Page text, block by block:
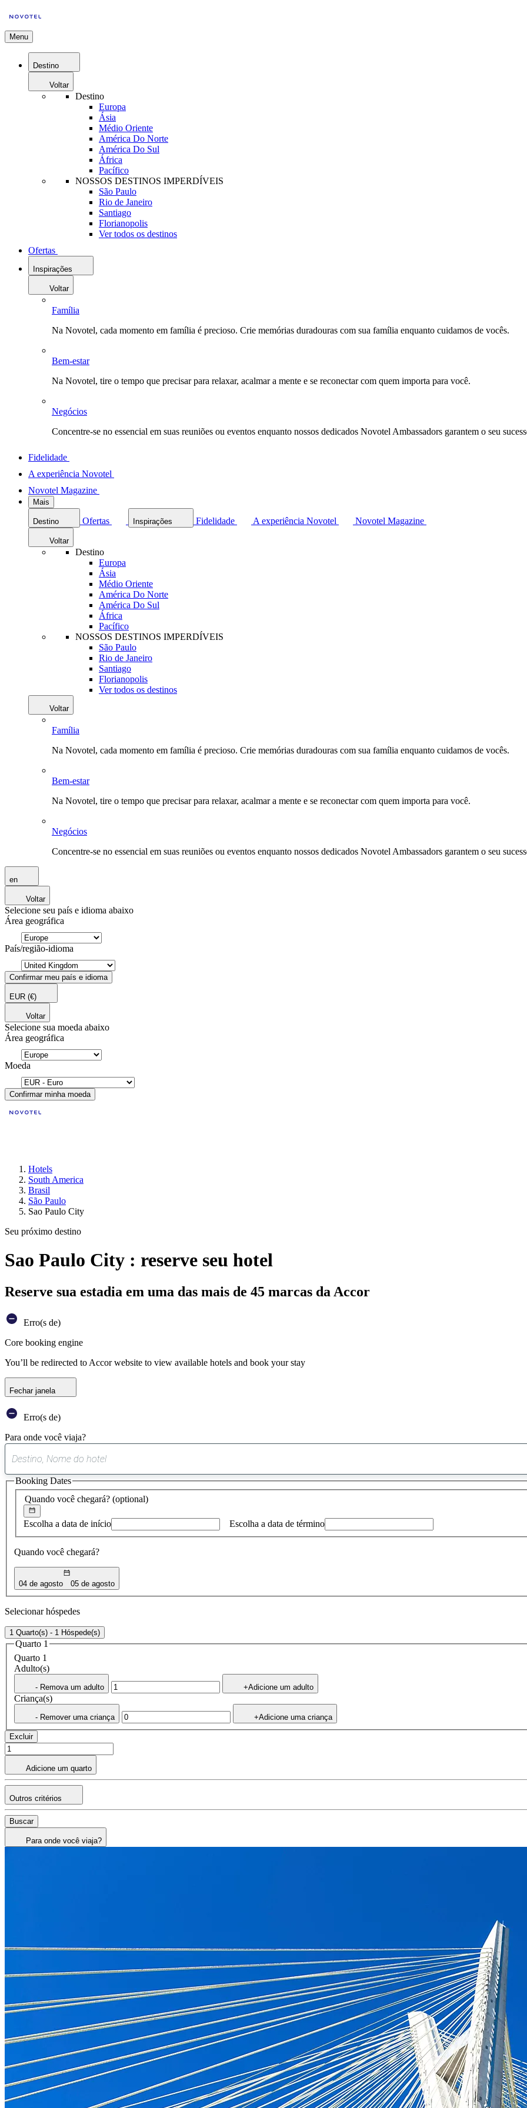
Menu
Destino
Voltar
Destino
Europa
Ásia
Médio Oriente
América Do Norte
América Do Sul
África
Pacífico
NOSSOS DESTINOS IMPERDÍVEIS
São Paulo
Rio de Janeiro
Santiago
Florianopolis
Ver todos os destinos
Ofertas
Inspirações
Voltar
Família
Na Novotel, cada momento em família é precioso. Crie memórias duradouras com sua família enquanto cuidamos de vocês.
Bem-estar
Na Novotel, tire o tempo que precisar para relaxar, acalmar a mente e se reconectar com quem importa para você.
Negócios
Concentre-se no essencial em suas reuniões ou eventos enquanto nossos dedicados Novotel Ambassadors garantem o seu
Fidelidade
A experiência Novotel
Novotel Magazine
Mais
Destino Ofertas Inspirações Fidelidade A experiência Novotel Novotel Magazine
Voltar
Destino
Europa
Ásia
Médio Oriente
América Do Norte
América Do Sul
África
Pacífico
NOSSOS DESTINOS IMPERDÍVEIS
São Paulo
Rio de Janeiro
Santiago
Florianopolis
Ver todos os destinos
Voltar
Família
Na Novotel, cada momento em família é precioso. Crie memórias duradouras com sua família enquanto cuidamos de vocês.
Bem-estar
Na Novotel, tire o tempo que precisar para relaxar, acalmar a mente e se reconectar com quem importa para você.
Negócios
Concentre-se no essencial em suas reuniões ou eventos enquanto nossos dedicados Novotel Ambassadors garantem o seu
en
Voltar
Selecione seu país e idioma abaixo
Área geográfica
País/região-idioma
Confirmar meu país e idioma
EUR (€)
Voltar
Selecione sua moeda abaixo
Área geográfica
Moeda
Confirmar minha moeda
Hotels
South America
Brasil
São Paulo
Sao Paulo City
Seu próximo destino
Sao Paulo City : reserve seu hotel
Reserve sua estadia em uma das mais de 45 marcas da Accor
Erro(s de)
Core booking engine
You’ll be redirected to Accor website to view available hotels and book your stay
Fechar janela
Erro(s de)
Para onde você viaja?
sugestão
encontrada
Quando você chegará? (optional)
Escolha a data de início Escolha a data de término
Quando você chegará?
04 de agosto 05 de agosto
Booking Dates
Selecionar hóspedes
1 Quarto(s) - 1 Hóspede(s)
Quarto 1
Quarto 1
Adulto(s)
- Remova um adulto +Adicione um adulto
Criança(s)
- Remover uma criança +Adicione uma criança
Excluir
Adicione um quarto
Outros critérios
Buscar
Para onde você viaja?